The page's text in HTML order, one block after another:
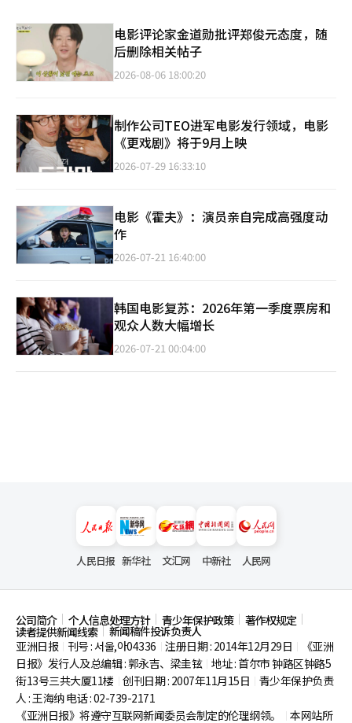
电影评论家金道勋批评郑俊元态度，随
后删除相关帖子
2026-08-06 18:00:20
制作公司TEO进军电影发行领域，电影
《更戏剧》将于9月上映
2026-07-29 16:33:10
电影《霍夫》：演员亲自完成高强度动
作
2026-07-21 16:40:00
韩国电影复苏：2026年第一季度票房和
观众人数大幅增长
2026-07-21 00:04:00
人民日报 新华社 文汇网 中新社 人民网
公司简介 个人信息处理方针 青少年保护政策 著作权规定
读者提供新闻线索
新闻稿件投诉负责人
亚洲日报
刊号 : 서울,아04336 注册日期 : 2014年12月29日
《亚洲
日报》发行人及总编辑 : 郭永吉、梁圭铉 地址 : 首尔市钟路区钟路5
街13号三共大厦11楼 创刊日期 : 2007年11月15日
青少年保护负责
人 : 王海纳 电话 : 02-739-2171
《亚洲日报》将遵守互联网新闻委员会制定的伦理纲领。
本网站所